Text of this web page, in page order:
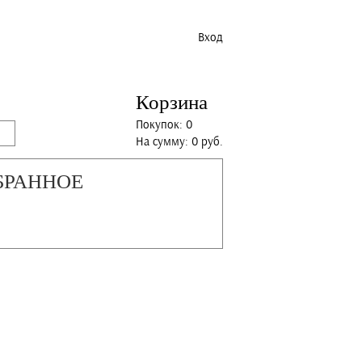
Вход
Корзина
Покупок: 0
На сумму: 0 руб.